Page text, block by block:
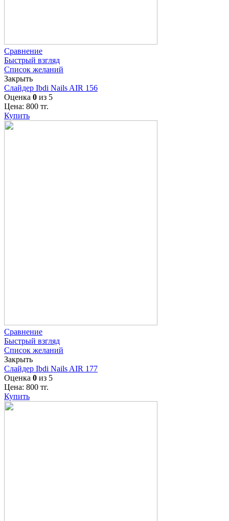
Сравнение
Быстрый взгляд
Список желаний
Закрыть
Слайдер Ibdi Nails AIR 156
Оценка 0 из 5
Цена: 800 тг.
Купить
Сравнение
Быстрый взгляд
Список желаний
Закрыть
Слайдер Ibdi Nails AIR 177
Оценка 0 из 5
Цена: 800 тг.
Купить